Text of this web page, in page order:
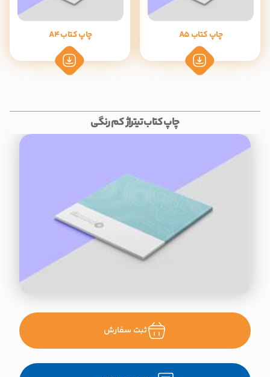
چاپ کتاب A5 چاپ کتاب A4
چاپ کتاب تیتراژ کم رنگی
ثبت سفارش